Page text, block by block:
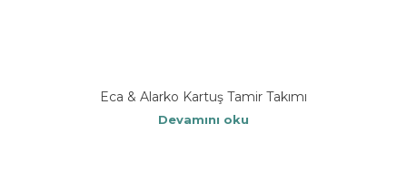
Eca & Alarko Kartuş Tamir Takımı
Devamını oku